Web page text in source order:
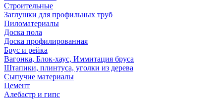
Строительные
Заглушки для профильных труб
Пиломатериалы
Доска пола
Доска профилированная
Брус и рейка
Вагонка, Блок-хаус, Иммитация бруса
Штапики, плинтуса, уголки из дерева
Сыпучие материалы
Цемент
Алебастр и гипс